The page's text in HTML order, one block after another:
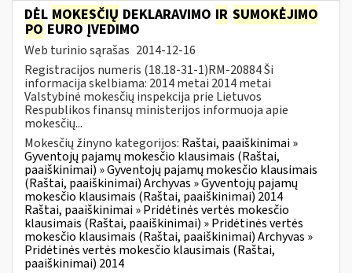
DĖL MOKESČIŲ DEKLARAVIMO IR SUMOKĖJIMO
PO EURO ĮVEDIMO
Web turinio sąrašas 2014-12-16
Registracijos numeris (18.18-31-1)RM-20884 Ši
informacija skelbiama: 2014 metai 2014 metai
Valstybinė mokesčių inspekcija prie Lietuvos
Respublikos finansų ministerijos informuoja apie
mokesčių...
Mokesčių žinyno kategorijos: Raštai, paaiškinimai »
Gyventojų pajamų mokesčio klausimais (Raštai,
paaiškinimai) » Gyventojų pajamų mokesčio klausimais
(Raštai, paaiškinimai) Archyvas » Gyventojų pajamų
mokesčio klausimais (Raštai, paaiškinimai) 2014
Raštai, paaiškinimai » Pridėtinės vertės mokesčio
klausimais (Raštai, paaiškinimai) » Pridėtinės vertės
mokesčio klausimais (Raštai, paaiškinimai) Archyvas »
Pridėtinės vertės mokesčio klausimais (Raštai,
paaiškinimai) 2014